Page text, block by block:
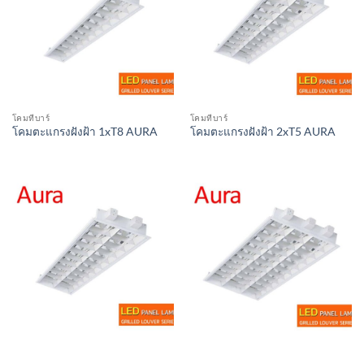
โคมทีบาร์
โคมตะแกรงฝังฝ้า 1xT8 AURA
โคมทีบาร์
โคมตะแกรงฝังฝ้า 2xT5 AURA